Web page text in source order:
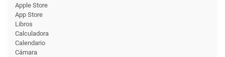
Apple Store
App Store
Libros
Calculadora
Calendario
Cámara